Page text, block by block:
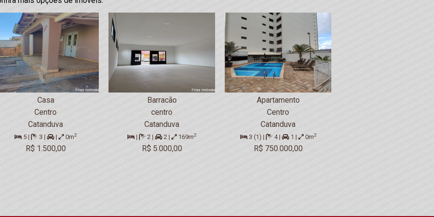
Casa
Centro
Catanduva
5 | 3 | | 0m2
R$ 1.500,00
Barracão
centro
Catanduva
| 2 | 2 | 169m2
R$ 5.000,00
Apartamento
Centro
Catanduva
3 (1) | 4 | 1 | 0m2
R$ 750.000,00